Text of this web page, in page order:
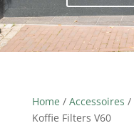
Home / Accessoires /
Koffie Filters V60